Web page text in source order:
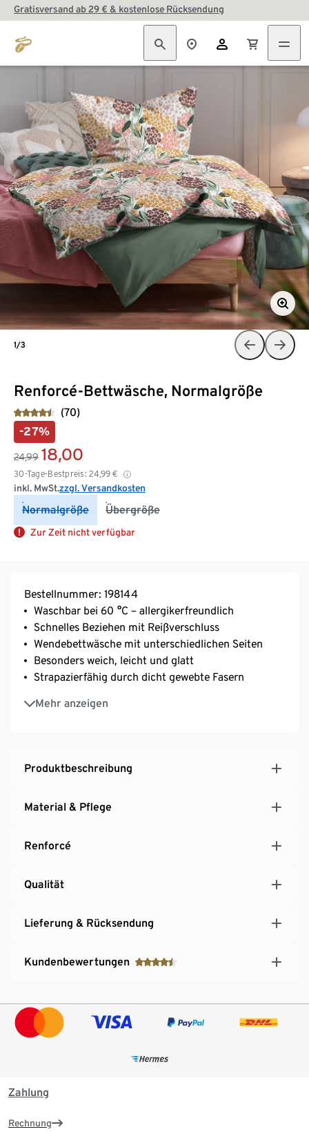
Gratisversand ab 29 € & kostenlose Rücksendung
Renforcé-Bettwäsche, Normalgröße
(70)
-27%
24,99 18,00
30-Tage-Bestpreis: 24,99 €
inkl. MwSt.zzgl. Versandkosten
Normalgröße Übergröße
Zur Zeit nicht verfügbar
1/3
Bestellnummer: 198144
Waschbar bei 60 °C – allergikerfreundlich
Schnelles Beziehen mit Reißverschluss
Wendebettwäsche mit unterschiedlichen Seiten
Besonders weich, leicht und glatt
Strapazierfähig durch dicht gewebte Fasern
Mehr anzeigen
Temperaturausgleichend und saugfähig
Produktbeschreibung
Material & Pflege
Renforcé
Qualität
Lieferung & Rücksendung
Kundenbewertungen
Zahlung
Rechnung